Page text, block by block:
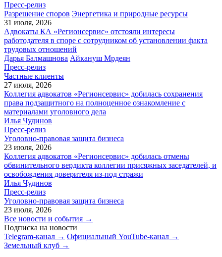
Пресс-релиз
Разрешение споров Энергетика и природные ресурсы
31 июля, 2026
Адвокаты КА «Регионсервис» отстояли интересы
работодателя в споре с сотрудником об установлении факта
трудовых отношений
Дарья Балмашнова Айкануш Мрдеян
Пресс-релиз
Частные клиенты
27 июля, 2026
Коллегия адвокатов «Регионсервис» добилась сохранения
права подзащитного на полноценное ознакомление с
материалами уголовного дела
Илья Чудинов
Пресс-релиз
Уголовно-правовая защита бизнеса
23 июля, 2026
Коллегия адвокатов «Регионсервис» добилась отмены
обвинительного вердикта коллегии присяжных заседателей, и
освобождения доверителя из-под стражи
Илья Чудинов
Пресс-релиз
Уголовно-правовая защита бизнеса
23 июля, 2026
Все новости и события →
Подписка на новости
Telegram-канал → Официальный YouTube-канал →
Земельный клуб →